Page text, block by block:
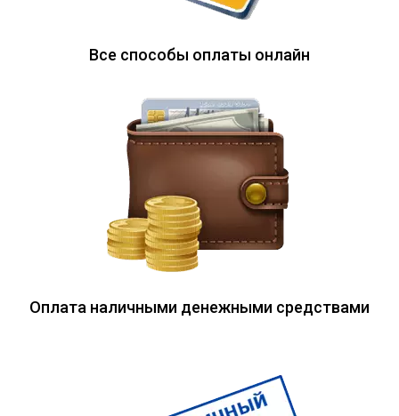
Все способы оплаты онлайн
Оплата наличными денежными средствами